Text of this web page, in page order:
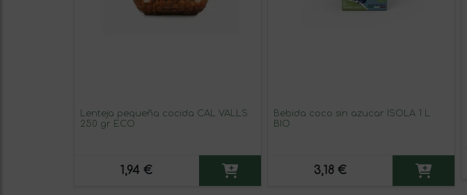
Lenteja pequeña cocida CAL VALLS
250 gr ECO
1,94 €
Bebida coco sin azucar ISOLA 1 L
BIO
3,18 €